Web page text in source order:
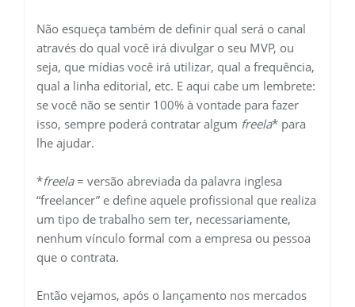
Não esqueça também de definir qual será o canal
através do qual você irá divulgar o seu MVP, ou
seja, que mídias você irá utilizar, qual a frequência,
qual a linha editorial, etc. E aqui cabe um lembrete:
se você não se sentir 100% à vontade para fazer
isso, sempre poderá contratar algum freela* para
lhe ajudar.
*freela= versão abreviada da palavra inglesa
“freelancer” e define aquele profissional que realiza
um tipo de trabalho sem ter, necessariamente,
nenhum vínculo formal com a empresa ou pessoa
que o contrata.
Então vejamos, após o lançamento nos mercados